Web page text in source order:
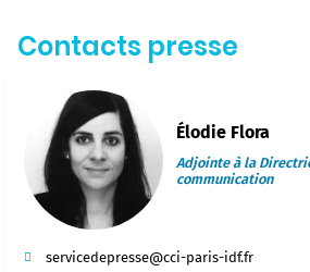
Contacts presse
Élodie Flora
Adjointe à la
communication
servicedepresse@cci-paris-idf.fr